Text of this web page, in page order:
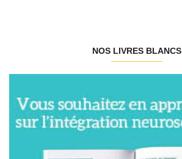
NOS LIVRES BLANCS